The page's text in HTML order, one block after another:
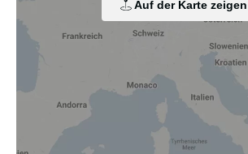
Auf der Karte zeigen
weitergegeben und an Dritte in Ländern, in
angemessenes Datenschutzniveau vorliegt
verarbeitet wird, z. B. die USA. Ihre
freiwillig, für die Nutzung unserer Website
und kann jederzeit auf unserer Seite
Zustimmung ändern